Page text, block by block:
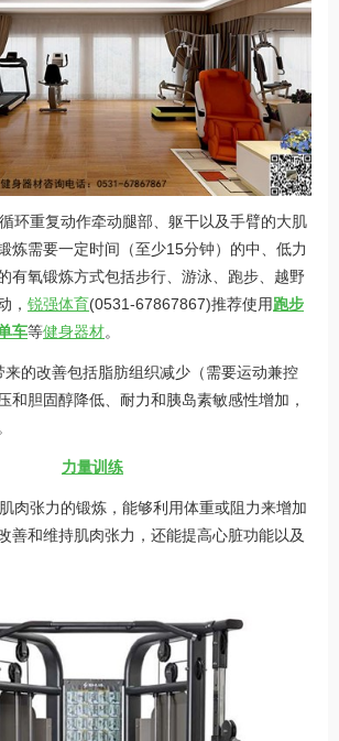
环重复动作牵动腿部、躯干以及手臂的大肌
炼需要一定时间（至少15分钟）的中、低力
有氧锻炼方式包括步行、游泳、跑步、越野
， 锐强体育(0531-67867867)推荐使用跑步
车等健身器材。
来的改善包括脂肪组织减少（需要运动兼控
和胆固醇降低、耐力和胰岛素敏感性增加，
力量训练
肉张力的锻炼，能够利用体重或阻力来增加
善和维持肌肉张力，还能提高心脏功能以及